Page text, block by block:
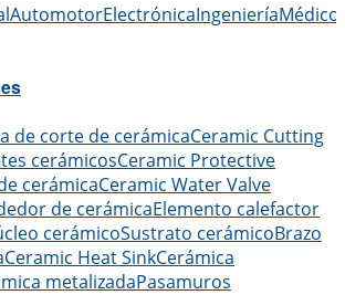
AutomotorElectrónicaIngenieríaMédico
de corte de cerámicaCeramic Cutting
cerámicosCeramic Protective
cerámicaCeramic Water Valve
de cerámicaElemento calefactor
cerámicoSustrato cerámicoBrazo
Ceramic Heat SinkCerámica
metalizadaPasamuros